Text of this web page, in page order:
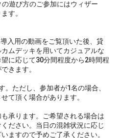
遊び方のご参加にはウィザー
す。
入用の動画をご覧頂いた後、貸
ムデッキを用いてカジュアルな
に応じて30分間程度から2時間程
きます。
。ただし、参加者が1名の場合、
て頂く場合があります。
承ります。ご希望される場合は
ださい。当日の混雑状況に応じ
ますので予めご了承ください。